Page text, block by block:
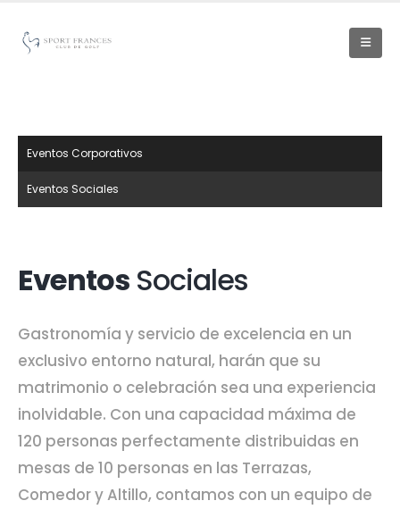
Eventos Corporativos
Eventos Sociales
Eventos Sociales
Gastronomía y servicio de excelencia en un
exclusivo entorno natural, harán que su
matrimonio o celebración sea una experiencia
inolvidable. Con una capacidad máxima de
120 personas perfectamente distribuidas en
mesas de 10 personas en las Terrazas,
Comedor y Altillo, contamos con un equipo de